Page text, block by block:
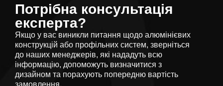
Потрібна консультація
експерта?
Якщо у вас виникли питання щодо алюмінієвих
конструкцій або профільних систем, зверніться
до наших менеджерів, які нададуть всю
інформацію, допоможуть визначитися з
дизайном та порахують попередню вартість
замовлення.